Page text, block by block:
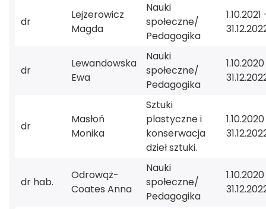
dr
Lejzerowicz
Magda
Nauki
społeczne/
Pedagogika
dr
Lewandowska
Ewa
Nauki
społeczne/
Pedagogika
dr
Masłoń
Monika
Sztuki
plastyczne i
konserwacja
dzieł sztuki.
dr hab.
Odrowąż-
Coates Anna
Nauki
społeczne/
Pedagogika